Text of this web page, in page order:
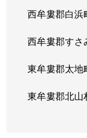
西牟婁郡白浜
西牟婁郡すさ
東牟婁郡太地
東牟婁郡北山